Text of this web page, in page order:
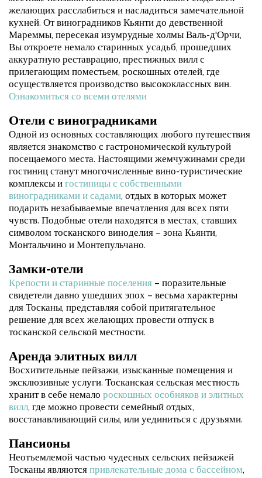
желающих расслабиться и насладиться замечательной
кухней. От виноградников Кьянти до девственной
Мареммы, пересекая изумрудные холмы Валь-д'Орчи,
Вы откроете немало старинных усадьб, прошедших
аккуратную реставрацию, престижных вилл с
прилегающим поместьем, роскошных отелей, где
осуществляется производство высококлассных вин.
Ознакомиться со всеми отелями
Отели с виноградниками
Одной из основных составляющих любого путешествия
является знакомство с гастрономической культурой
посещаемого места. Настоящими жемчужинами среди
гостиниц станут многочисленные вино-туристические
комплексы и гостиницы с собственными
виноградниками и садами, отдых в которых может
подарить незабываемые впечатления для всех пяти
чувств. Подобные отели находятся в местах, ставших
символом тосканского виноделия – зона Кьянти,
Монтальчино и Монтепульчано.
Замки-отели
Крепости и старинные поселения – поразительные
свидетели давно ушедших эпох – весьма характерны
для Тосканы, представляя собой притягательное
решение для всех желающих провести отпуск в
тосканской сельской местности.
Аренда элитных вилл
Восхитительные пейзажи, изысканные помещения и
эксклюзивные услуги. Тосканская сельская местность
хранит в себе немало роскошных особняков и элитных
вилл, где можно провести семейный отдых,
восстанавливающий силы, или уединиться с друзьями.
Пансионы
Неотъемлемой частью чудесных сельских пейзажей
Тосканы являются привлекательные дома с бассейном,